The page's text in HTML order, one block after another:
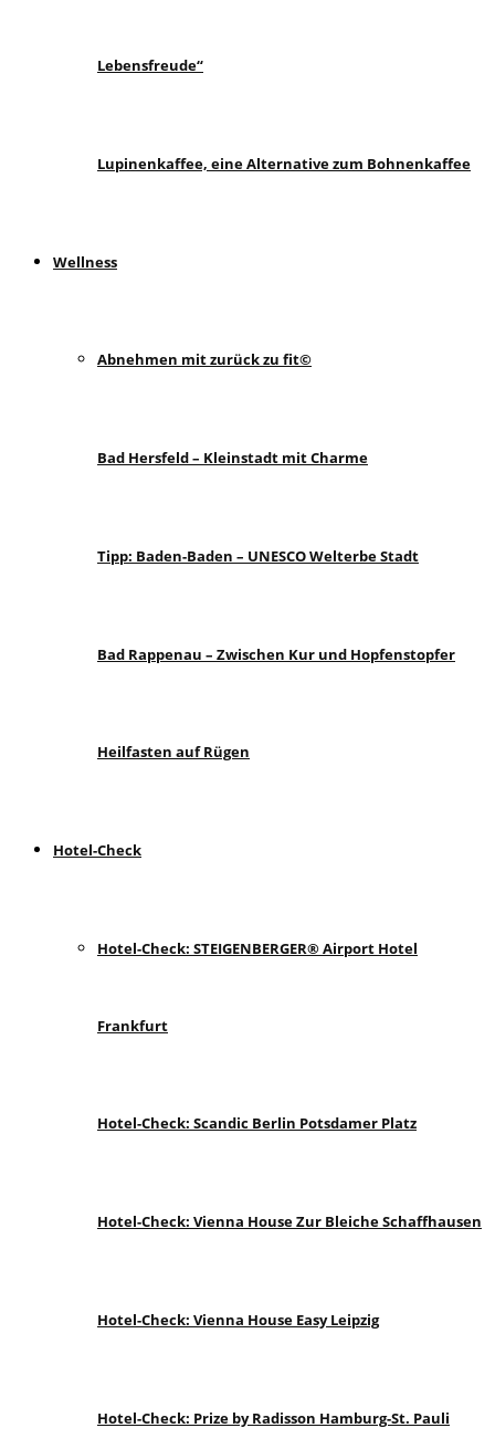
Lebensfreude“
Lupinenkaffee, eine Alternative zum Bohnenkaffee
Wellness
Abnehmen mit zurück zu fit©
Bad Hersfeld – Kleinstadt mit Charme
Tipp: Baden-Baden – UNESCO Welterbe Stadt
Bad Rappenau – Zwischen Kur und Hopfenstopfer
Heilfasten auf Rügen
Hotel-Check
Hotel-Check: STEIGENBERGER® Airport Hotel
Frankfurt
Hotel-Check: Scandic Berlin Potsdamer Platz
Hotel-Check: Vienna House Zur Bleiche Schaffhausen
Hotel-Check: Vienna House Easy Leipzig
Hotel-Check: Prize by Radisson Hamburg-St. Pauli